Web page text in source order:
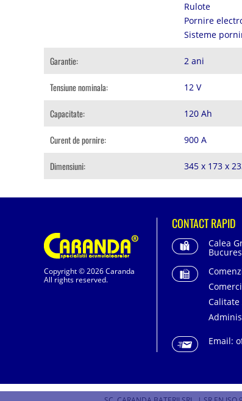
Rulote
Pornire
Sisteme
Garantie: 2 ani
Tensiune nominala: 12 V
Capacitate: 120 Ah
Curent de pornire: 900 A
Dimensiuni: 345 x 173 x
Copyright © 2026 Caranda
All rights reserved.
CONTACT RAPID
Calea
Calitate
Email: